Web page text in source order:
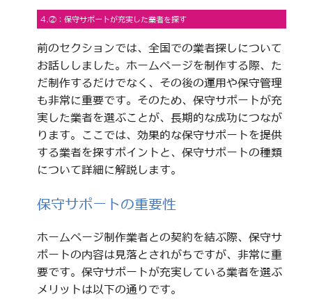
4.②：保守サポートが充実した業者を探す
前のセクションでは、全国での業者探しについて
お話ししました。ホームページを制作する際、た
だ制作するだけでなく、その後の運用や保守管理
も非常に重要です。そのため、保守サポートが充
実した業者を選ぶことが、長期的な成功につなが
ります。ここでは、効果的な保守サポートを提供
する業者を探すポイントと、保守サポートの種類
について詳細に解説します。
保守サポートの重要性
ホームページ制作業者との契約を結ぶ際、保守サ
ポートの内容は見落とされがちですが、非常に重
要です。保守サポートが充実している業者を選ぶ
メリットは以下の通りです。